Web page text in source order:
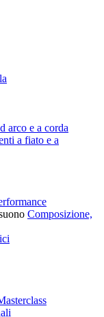
arco e a corda
a fiato e a
Composizione,